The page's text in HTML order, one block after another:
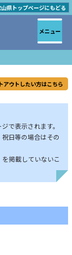
県トップページにもどる
アウトしたい方はこちら
で表示されます。
日等の場合はその
掲載していないこ
メニュー